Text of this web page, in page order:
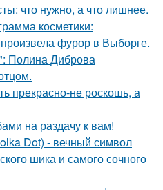
что нужно, а что лишнее.
косметики:
фурор в Выборге.
Полина Диброва
прекрасно-не роскошь, а
на раздачу к вам!
Dot) - вечный символ
шика и самого сочного